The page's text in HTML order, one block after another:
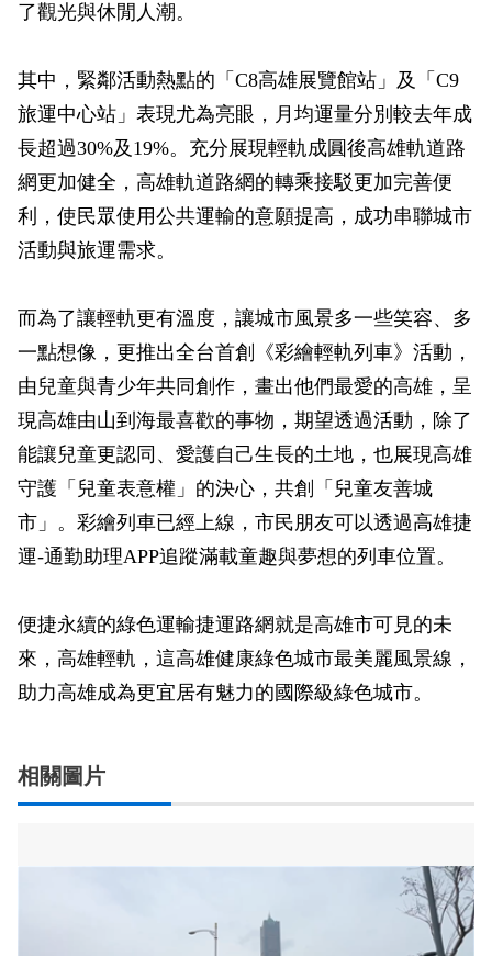
了觀光與休閒人潮。
其中，緊鄰活動熱點的「C8高雄展覽館站」及「C9
旅運中心站」表現尤為亮眼，月均運量分別較去年成
長超過30%及19%。充分展現輕軌成圓後高雄軌道路
網更加健全，高雄軌道路網的轉乘接駁更加完善便
利，使民眾使用公共運輸的意願提高，成功串聯城市
活動與旅運需求。
而為了讓輕軌更有溫度，讓城市風景多一些笑容、多
一點想像，更推出全台首創《彩繪輕軌列車》活動，
由兒童與青少年共同創作，畫出他們最愛的高雄，呈
現高雄由山到海最喜歡的事物，期望透過活動，除了
能讓兒童更認同、愛護自己生長的土地，也展現高雄
守護「兒童表意權」的決心，共創「兒童友善城
市」。彩繪列車已經上線，市民朋友可以透過高雄捷
運-通勤助理APP追蹤滿載童趣與夢想的列車位置。
便捷永續的綠色運輸捷運路網就是高雄市可見的未
來，高雄輕軌，這高雄健康綠色城市最美麗風景線，
助力高雄成為更宜居有魅力的國際級綠色城市。
相關圖片